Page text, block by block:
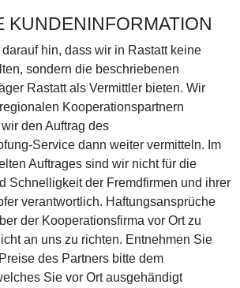
KUNDENINFORMATION
hin, dass wir in Rastatt keine
sondern die beschriebenen
Rastatt als Vermittler bieten. Wir
Kooperationspartnern
den Auftrag des
Service dann weiter vermitteln. Im
Auftrages sind wir nicht für die
Schnelligkeit der Fremdfirmen und ihrer
verantwortlich. Haftungsansprüche
der Kooperationsfirma vor Ort zu
an uns zu richten. Entnehmen Sie
des Partners bitte dem
Sie vor Ort ausgehändigt